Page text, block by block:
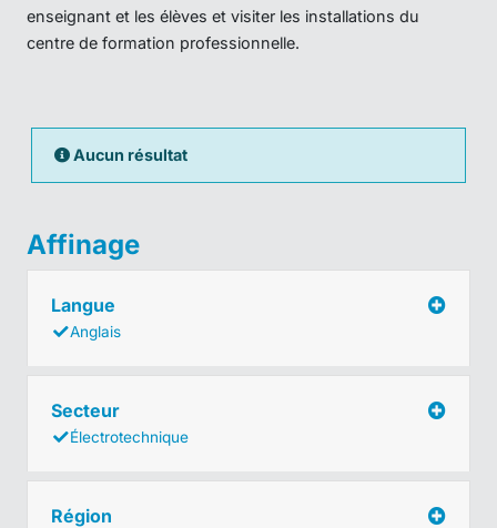
enseignant et les élèves et visiter les installations du
centre de formation professionnelle.
Aucun résultat
Affinage
Langue
Anglais
Secteur
Électrotechnique
Région